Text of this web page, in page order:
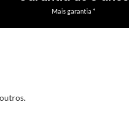
Mais garantia *